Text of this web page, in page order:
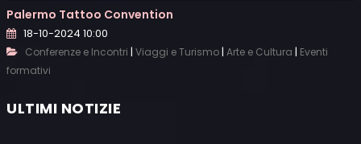
Palermo Tattoo Convention
18-10-2024 10:00
Conferenze e Incontri | Viaggi e Turismo | Arte e Cultura | Eventi
formativi
ULTIMI NOTIZIE